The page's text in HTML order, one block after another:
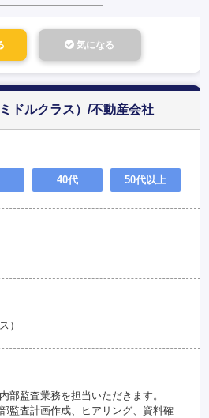
気になる
ドルクラス）/不動産会社
40代 50代以上
）
部監査業務を担当いただきます。
監査計画作成、ヒアリング、資料確